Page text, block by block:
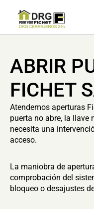
ABRIR
FICHET
Atendemos aperturas
puerta no abre, la llave
necesita una
acceso.
La maniobra de
comprobación del
bloqueo o desajustes